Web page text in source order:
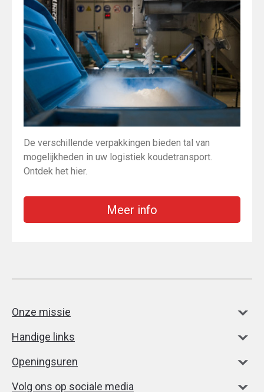
De verschillende verpakkingen bieden tal van
mogelijkheden in uw logistiek koudetransport.
Ontdek het hier.
Meer info
Onze missie
Handige links
Openingsuren
Volg ons op sociale media